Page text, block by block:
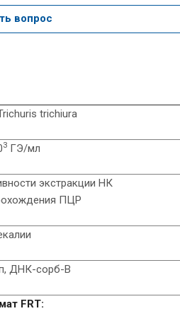
вопрос
trichiura
3ГЭ/мл
экстракции НК
ПЦР
ДНК-сорб-В
FRT: